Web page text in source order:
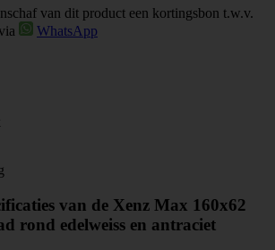
van dit product een kortingsbon t.w.v.
WhatsApp
van de Xenz Max 160x62
rond edelweiss en antraciet